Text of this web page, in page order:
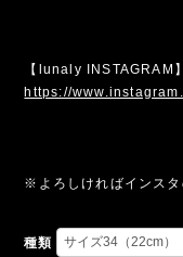
【lunaly INSTAGRAM】
https://
※よろしければインスタ
種類